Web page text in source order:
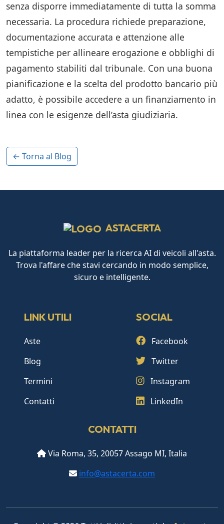
senza disporre immediatamente di tutta la somma
necessaria. La procedura richiede preparazione,
documentazione accurata e attenzione alle
tempistiche per allineare erogazione e obblighi di
pagamento stabiliti dal tribunale. Con una buona
pianificazione e la scelta del prodotto bancario più
adatto, è possibile accedere a un finanziamento in
linea con le esigenze dell’asta giudiziaria.
← Torna al Blog
ASTACERTA
La piattaforma leader per la ricerca AI di veicoli all'asta.
Trova l'affare che stavi cercando in modo semplice,
sicuro e intelligente.
LINK UTILI
Aste
Blog
Termini
Contatti
SOCIAL
Facebook
Twitter
Instagram
LinkedIn
CONTATTI
Via Roma, 35, 20057 Assago MI, Italia
info@astacerta.com